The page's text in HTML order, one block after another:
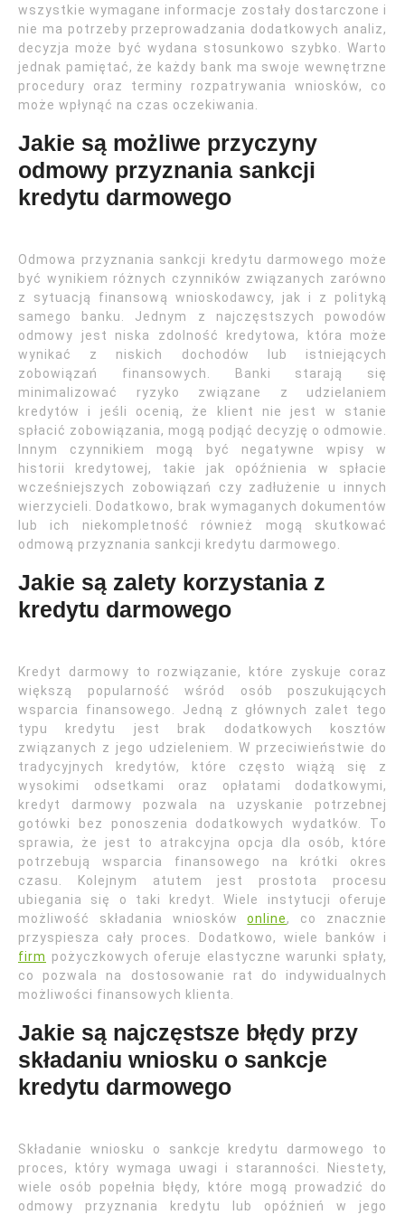
wszystkie wymagane informacje zostały dostarczone i
nie ma potrzeby przeprowadzania dodatkowych analiz,
decyzja może być wydana stosunkowo szybko. Warto
jednak pamiętać, że każdy bank ma swoje wewnętrzne
procedury oraz terminy rozpatrywania wniosków, co
może wpłynąć na czas oczekiwania.
Jakie są możliwe przyczyny
odmowy przyznania sankcji
kredytu darmowego
Odmowa przyznania sankcji kredytu darmowego może
być wynikiem różnych czynników związanych zarówno
z sytuacją finansową wnioskodawcy, jak i z polityką
samego banku. Jednym z najczęstszych powodów
odmowy jest niska zdolność kredytowa, która może
wynikać z niskich dochodów lub istniejących
zobowiązań finansowych. Banki starają się
minimalizować ryzyko związane z udzielaniem
kredytów i jeśli ocenią, że klient nie jest w stanie
spłacić zobowiązania, mogą podjąć decyzję o odmowie.
Innym czynnikiem mogą być negatywne wpisy w
historii kredytowej, takie jak opóźnienia w spłacie
wcześniejszych zobowiązań czy zadłużenie u innych
wierzycieli. Dodatkowo, brak wymaganych dokumentów
lub ich niekompletność również mogą skutkować
odmową przyznania sankcji kredytu darmowego.
Jakie są zalety korzystania z
kredytu darmowego
Kredyt darmowy to rozwiązanie, które zyskuje coraz
większą popularność wśród osób poszukujących
wsparcia finansowego. Jedną z głównych zalet tego
typu kredytu jest brak dodatkowych kosztów
związanych z jego udzieleniem. W przeciwieństwie do
tradycyjnych kredytów, które często wiążą się z
wysokimi odsetkami oraz opłatami dodatkowymi,
kredyt darmowy pozwala na uzyskanie potrzebnej
gotówki bez ponoszenia dodatkowych wydatków. To
sprawia, że jest to atrakcyjna opcja dla osób, które
potrzebują wsparcia finansowego na krótki okres
czasu. Kolejnym atutem jest prostota procesu
ubiegania się o taki kredyt. Wiele instytucji oferuje
możliwość składania wnioskówonline, co znacznie
przyspiesza cały proces. Dodatkowo, wiele banków i
firm pożyczkowych oferuje elastyczne warunki spłaty,
co pozwala na dostosowanie rat do indywidualnych
możliwości finansowych klienta.
Jakie są najczęstsze błędy przy
składaniu wniosku o sankcje
kredytu darmowego
Składanie wniosku o sankcje kredytu darmowego to
proces, który wymaga uwagi i staranności. Niestety,
wiele osób popełnia błędy, które mogą prowadzić do
odmowy przyznania kredytu lub opóźnień w jego